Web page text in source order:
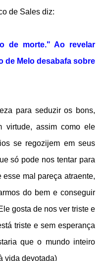
de Sales diz:
de morte." Ao revelar
de Melo desabafa sobre
para seduzir os bons,
virtude, assim como ele
se regozijem em seus
só pode nos tentar para
mal pareça atraente,
do bem e conseguir
gosta de nos ver triste e
triste e sem esperança
que o mundo inteiro
vida devotada)